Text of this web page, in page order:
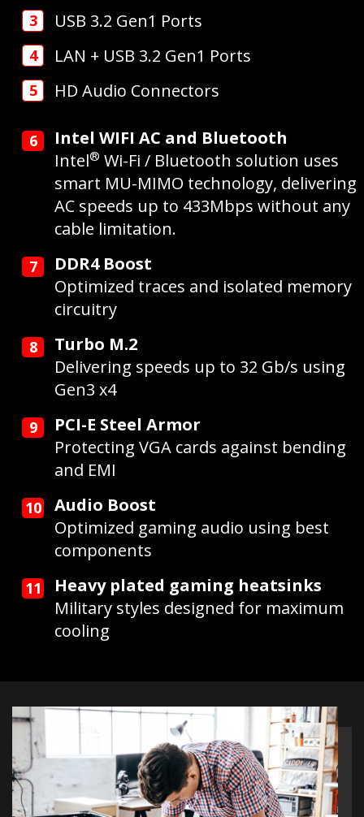
USB 3.2 Gen1 Ports
LAN + USB 3.2 Gen1 Ports
HD Audio Connectors
Intel WIFI AC and Bluetooth
Intel® Wi-Fi / Bluetooth solution uses
smart MU-MIMO technology, delivering
AC speeds up to 433Mbps without any
cable limitation.
DDR4 Boost
Optimized traces and isolated memory
circuitry
Turbo M.2
Delivering speeds up to 32 Gb/s using
Gen3 x4
PCI-E Steel Armor
Protecting VGA cards against bending
and EMI
Audio Boost
Optimized gaming audio using best
components
Heavy plated gaming heatsinks
Military styles designed for maximum
cooling